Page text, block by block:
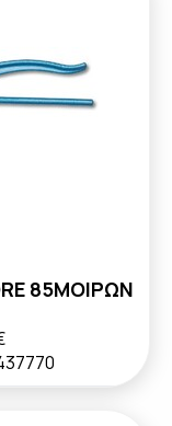
85ΜΟΙΡΩΝ